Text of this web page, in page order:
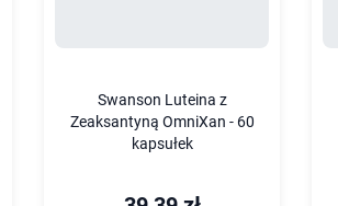
Swanson Luteina z
Zeaksantyną OmniXan - 60
kapsułek